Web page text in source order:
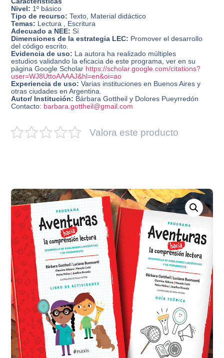
Nivel: 1º básico
Tipo de recurso: Texto, Material didáctico
Temas: Lectura , Escritura
Adecuado a NEE: Sí
Dimensiones de la estrategia LEC: Promover el desarrollo
del código escrito.
Evidencia de uso: La autora ha realizado múltiples
estudios validando la eficacia de este programa, ver en su
página Google Scholar https://scholar.google.com/citations?
user=WJ8UttoAAAAJ&hl=en&oi=ao
Experiencia de uso: Varias instituciones en Buenos Aires y
otras ciudades en Argentina.
Autor/ Institución: Bárbara Gottheil y Dolores Pueyrredón
Contacto: barbara.gottheil@gmail.com
Valora este producto